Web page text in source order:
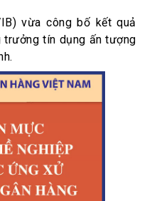
vừa công bố kết quả
trưởng tín dụng ấn tượng